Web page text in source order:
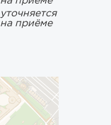
уточняется
на приёме